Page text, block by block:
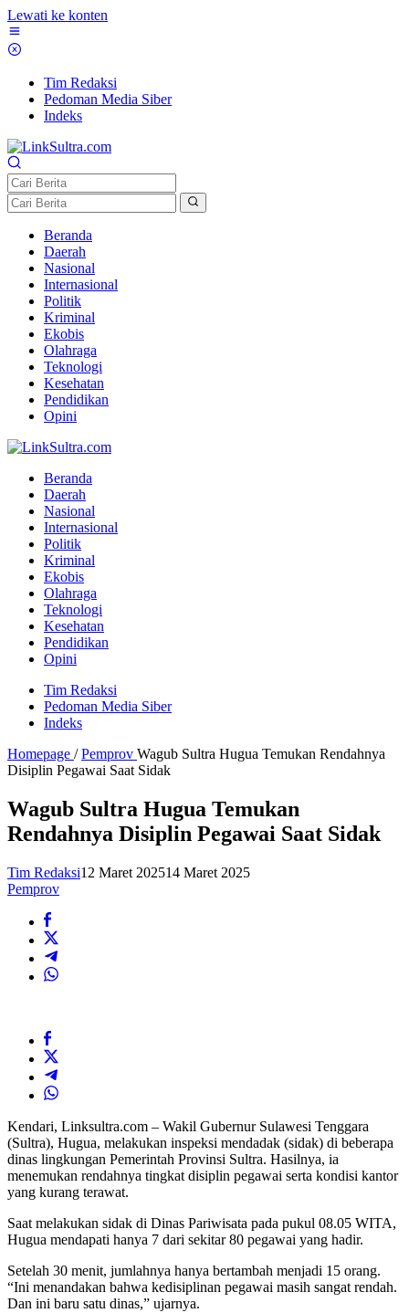
Lewati ke konten
Tim Redaksi
Pedoman Media Siber
Indeks
Beranda
Daerah
Nasional
Internasional
Politik
Kriminal
Ekobis
Olahraga
Teknologi
Kesehatan
Pendidikan
Opini
Beranda
Daerah
Nasional
Internasional
Politik
Kriminal
Ekobis
Olahraga
Teknologi
Kesehatan
Pendidikan
Opini
Tim Redaksi
Pedoman Media Siber
Indeks
Homepage / Pemprov Wagub Sultra Hugua Temukan Rendahnya
Disiplin Pegawai Saat Sidak
Wagub Sultra Hugua Temukan
Rendahnya Disiplin Pegawai Saat Sidak
Tim Redaksi12 Maret 202514 Maret 2025
Pemprov
Kendari, Linksultra.com – Wakil Gubernur Sulawesi Tenggara
(Sultra), Hugua, melakukan inspeksi mendadak (sidak) di beberapa
dinas lingkungan Pemerintah Provinsi Sultra. Hasilnya, ia
menemukan rendahnya tingkat disiplin pegawai serta kondisi kantor
yang kurang terawat.
Saat melakukan sidak di Dinas Pariwisata pada pukul 08.05 WITA,
Hugua mendapati hanya 7 dari sekitar 80 pegawai yang hadir.
Setelah 30 menit, jumlahnya hanya bertambah menjadi 15 orang.
“Ini menandakan bahwa kedisiplinan pegawai masih sangat rendah.
Dan ini baru satu dinas,” ujarnya.